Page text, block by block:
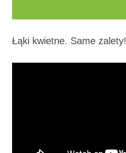
Łąki kwietne. Same zalety!